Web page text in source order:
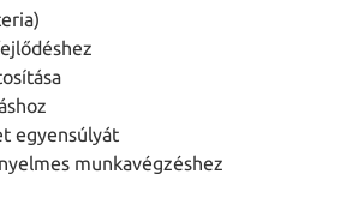
egyensúlyát
munkavégzéshez